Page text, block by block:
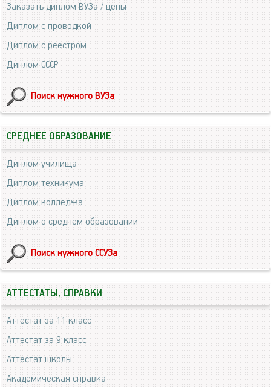
Заказать диплом ВУЗа / цены
Диплом с проводкой
Диплом с реестром
Диплом СССР
Поиск нужного ВУЗа
СРЕДНЕЕ ОБРАЗОВАНИЕ
Диплом училища
Диплом техникума
Диплом колледжа
Диплом о среднем образовании
Поиск нужного ССУЗа
АТТЕСТАТЫ, СПРАВКИ
Аттестат за 11 класс
Аттестат за 9 класс
Аттестат школы
Академическая справка